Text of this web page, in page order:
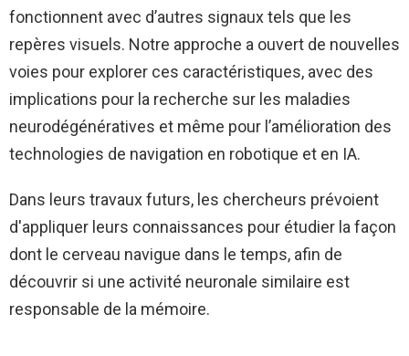
fonctionnent avec d’autres signaux tels que les
repères visuels. Notre approche a ouvert de nouvelles
voies pour explorer ces caractéristiques, avec des
implications pour la recherche sur les maladies
neurodégénératives et même pour l’amélioration des
technologies de navigation en robotique et en IA.
Dans leurs travaux futurs, les chercheurs prévoient
d'appliquer leurs connaissances pour étudier la façon
dont le cerveau navigue dans le temps, afin de
découvrir si une activité neuronale similaire est
responsable de la mémoire.